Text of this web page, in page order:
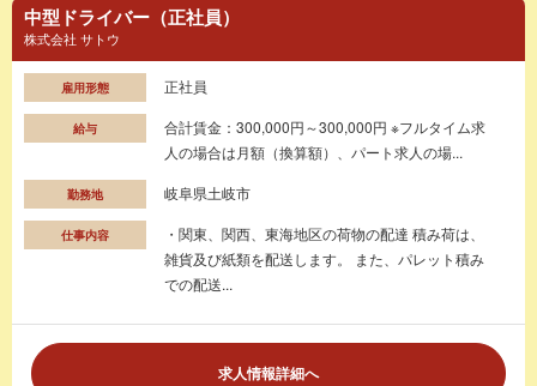
中型ドライバー（正社員）
株式会社 サトウ
雇用形態 正社員
給与
合計賃金：300,000円～300,000円 ※フルタイム求
人の場合は月額（換算額）、パート求人の場...
勤務地 岐阜県土岐市
仕事内容
・関東、関西、東海地区の荷物の配達 積み荷は、
雑貨及び紙類を配送します。 また、パレット積み
での配送...
求人情報詳細へ